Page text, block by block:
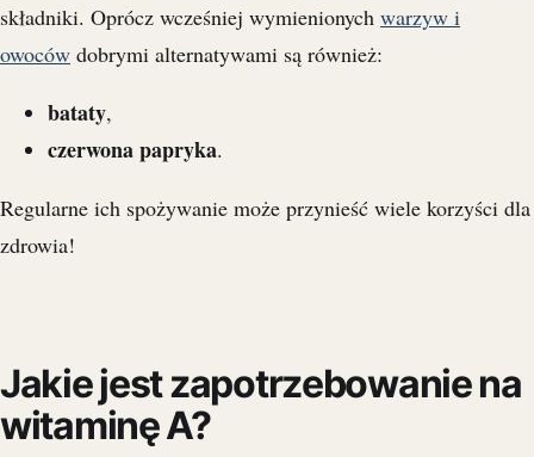
składniki. Oprócz wcześniej wymienionych warzyw i
owoców dobrymi alternatywami są również:
bataty,
czerwona papryka.
Regularne ich spożywanie może przynieść wiele korzyści dla
zdrowia!
Jakie jest zapotrzebowanie na
witaminę A?